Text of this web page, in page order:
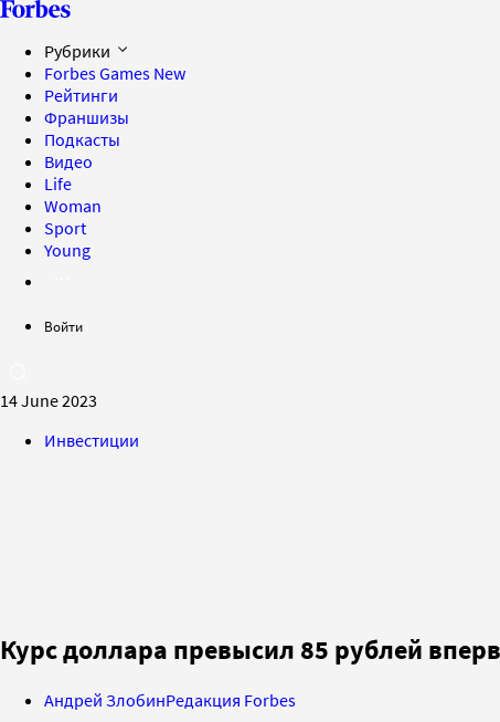
Рубрики
Forbes Games New
Рейтинги
Франшизы
Подкасты
Видео
Life
Woman
Sport
Young
Войти
14 June 2023
Инвестиции
Курс доллара превысил 85 рублей
Андрей ЗлобинРедакция Forbes